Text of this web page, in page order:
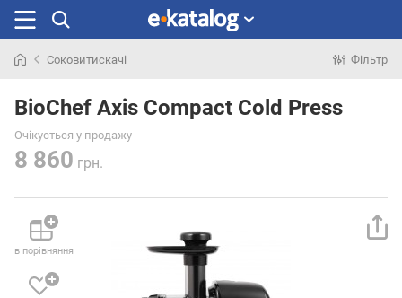
раніше
Соковитискачі Фільтр
BioChef Axis Compact Cold Press
Очікується у продажу
8 860 грн.
в порівняння